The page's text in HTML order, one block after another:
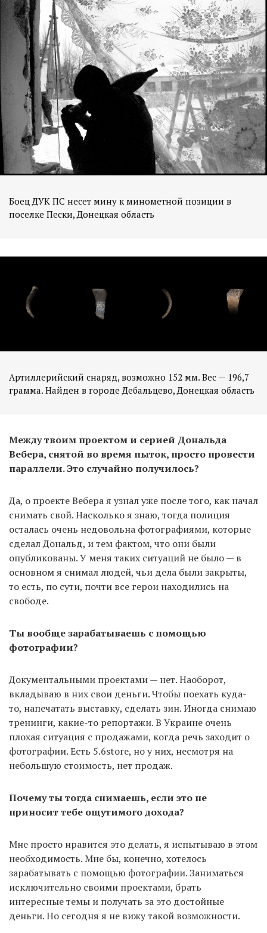
Боец ДУК ПС несет мину к минометной позиции в
поселке Пески, Донецкая область
Артиллерийский снаряд, возможно 152 мм. Вес — 196,7
грамма. Найден в городе Дебальцево, Донецкая область
Между твоим проектом и серией Дональда
Вебера, снятой во время пыток, просто провести
параллели. Это случайно получилось?
Да, о проекте Вебера я узнал уже после того, как начал
снимать свой. Насколько я знаю, тогда полиция
осталась очень недовольна фотографиями, которые
сделал Дональд, и тем фактом, что они были
опубликованы. У меня таких ситуаций не было — в
основном я снимал людей, чьи дела были закрыты,
то есть, по сути, почти все герои находились на
свободе.
Ты вообще зарабатываешь с помощью
фотографии?
Документальными проектами — нет. Наоборот,
вкладываю в них свои деньги. Чтобы поехать куда-
то, напечатать выставку, сделать зин. Иногда снимаю
тренинги, какие-то репортажи. В Украине очень
плохая ситуация с продажами, когда речь заходит о
фотографии. Есть 5.6store, но у них, несмотря на
небольшую стоимость, нет продаж.
Почему ты тогда снимаешь, если это не
приносит тебе ощутимого дохода?
Мне просто нравится это делать, я испытываю в этом
необходимость. Мне бы, конечно, хотелось
зарабатывать с помощью фотографии. Заниматься
исключительно своими проектами, брать
интересные темы и получать за это достойные
деньги. Но сегодня я не вижу такой возможности.